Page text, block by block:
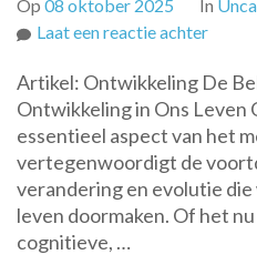
Op 08 oktober 2025 In
Laat een reactie achterop
Kracht
van
Groei,
Artikel: Ontwikkeling De
Ontwikkeling in Ons Leven
essentieel aspect van het
vertegenwoordigt de
verandering en evolutie
leven doormaken. Of het
cognitieve, …